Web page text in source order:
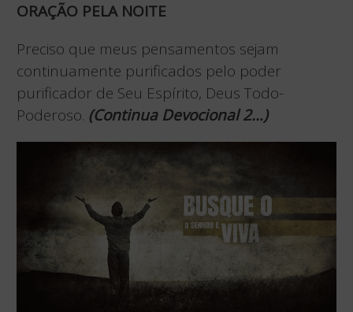
ORAÇÃO PELA NOITE
Preciso que meus pensamentos sejam
continuamente purificados pelo poder
purificador de Seu Espírito, Deus Todo-
Poderoso. (Continua Devocional 2…)